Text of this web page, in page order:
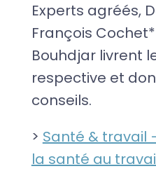
Experts agréés,
François
Bouhdjar livrent
respective et
conseils.
> Santé & travail
la santé au